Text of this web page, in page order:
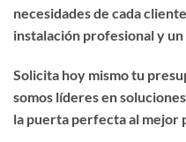
necesidades de cada
instalación profesional y
Solicita hoy mismo tu
somos líderes en
la puerta perfecta al mejor